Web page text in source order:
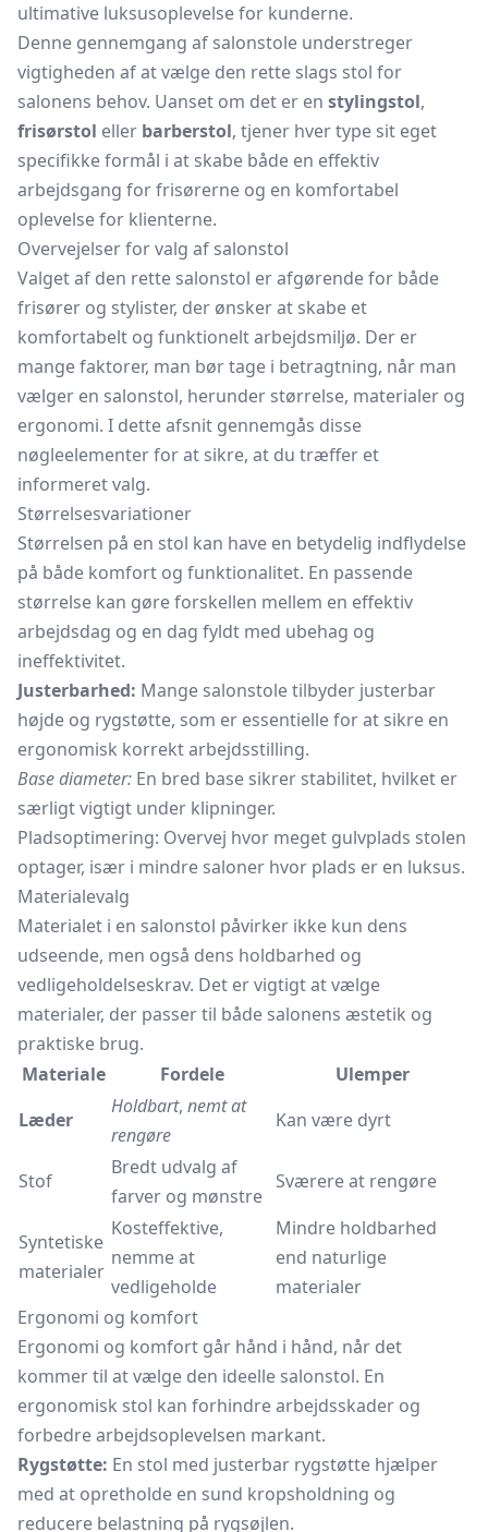
ultimative luksusoplevelse for kunderne.
Denne gennemgang af salonstole understreger
vigtigheden af at vælge den rette slags stol for
salonens behov. Uanset om det er en stylingstol,
frisørstol eller barberstol, tjener hver type sit eget
specifikke formål i at skabe både en effektiv
arbejdsgang for frisørerne og en komfortabel
oplevelse for klienterne.
Overvejelser for valg af salonstol
Valget af den rette salonstol er afgørende for både
frisører og stylister, der ønsker at skabe et
komfortabelt og funktionelt arbejdsmiljø. Der er
mange faktorer, man bør tage i betragtning, når man
vælger en salonstol, herunder størrelse, materialer og
ergonomi. I dette afsnit gennemgås disse
nøgleelementer for at sikre, at du træffer et
informeret valg.
Størrelsesvariationer
Størrelsen på en stol kan have en betydelig indflydelse
på både komfort og funktionalitet. En passende
størrelse kan gøre forskellen mellem en effektiv
arbejdsdag og en dag fyldt med ubehag og
ineffektivitet.
Justerbarhed: Mange salonstole tilbyder justerbar
højde og rygstøtte, som er essentielle for at sikre en
ergonomisk korrekt arbejdsstilling.
Base diameter: En bred base sikrer stabilitet, hvilket er
særligt vigtigt under klipninger.
Pladsoptimering: Overvej hvor meget gulvplads stolen
optager, især i mindre saloner hvor plads er en luksus.
Materialevalg
Materialet i en salonstol påvirker ikke kun dens
udseende, men også dens holdbarhed og
vedligeholdelseskrav. Det er vigtigt at vælge
materialer, der passer til både salonens æstetik og
praktiske brug.
Materiale
Fordele
Ulemper
Læder
Holdbart, nemt at
rengøre
Kan være dyrt
Stof
Bredt udvalg af
farver og mønstre
Sværere at rengøre
Syntetiske
materialer
Kosteffektive,
nemme at
vedligeholde
Mindre holdbarhed
end naturlige
materialer
Ergonomi og komfort
Ergonomi og komfort går hånd i hånd, når det
kommer til at vælge den ideelle salonstol. En
ergonomisk stol kan forhindre arbejdsskader og
forbedre arbejdsoplevelsen markant.
Rygstøtte: En stol med justerbar rygstøtte hjælper
med at opretholde en sund kropsholdning og
reducere belastning på rygsøjlen.